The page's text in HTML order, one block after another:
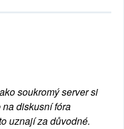
soukromý server si
diskusní fóra
uznají za důvodné.